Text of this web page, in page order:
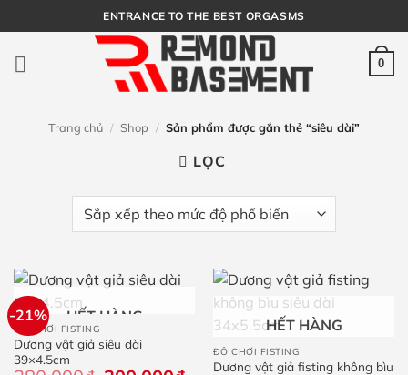
qua
nội
dung
ENTRANCE TO THE BEST ORGASMS
0
Trang chủ / Shop / Sản phẩm được gắn thẻ “siêu dài”
LỌC
-21% HẾT HÀNG
ĐỒ CHƠI FISTING
Dương vật giả siêu dài
39×4.5cm
HẾT HÀNG
ĐỒ CHƠI FISTING
Dương vật giả fisting không bìu